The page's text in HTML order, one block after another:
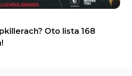
Oto lista 168